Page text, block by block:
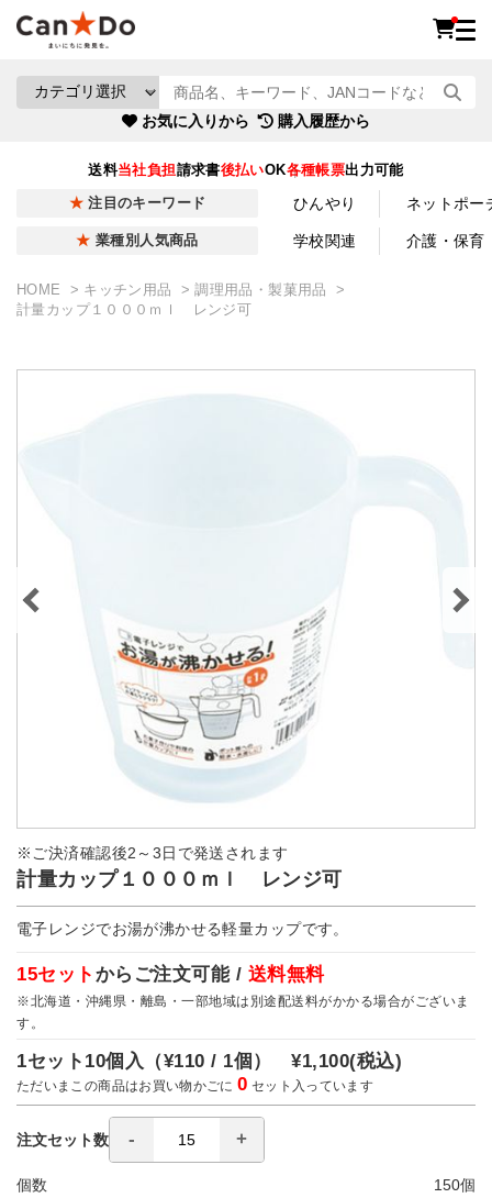
お気に入りから 購入履歴から
送料当社負担請求書後払いOK各種帳票出力可能
注目のキーワード ひんやり ネットポー
業種別人気商品 学校関連 介護・保育
HOME キッチン用品
調理用品・製菓用品
計量カップ１０００ｍｌ レンジ可
※ご決済確認後2～3日で発送されます
計量カップ１０００ｍｌ レンジ可
電子レンジでお湯が沸かせる軽量カップです。
15セット からご注文可能 / 送料無料
※北海道・沖縄県・離島・一部地域は別途配送料がかかる場合がございま
す。
1セット10個入（¥110 / 1個）¥1,100(税込)
ただいまこの商品はお買い物かごに0 セット入っています
注文セット数
個数 150個